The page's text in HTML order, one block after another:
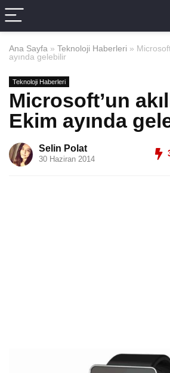
Ana Sayfa » Teknoloji Haberleri »
ayında gelebilir
Teknoloji Haberleri
Microsoft’un
Ekim ayında
Selin Polat
30 Haziran 2014